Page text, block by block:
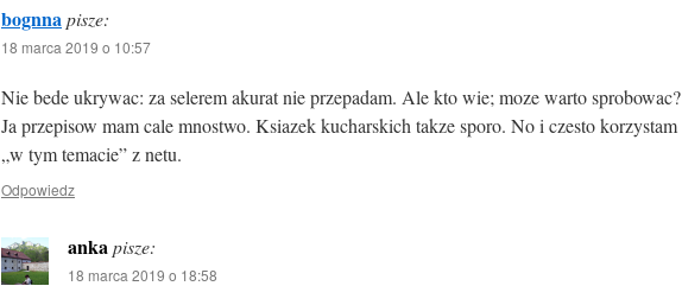
bognnapisze:
18 marca 2019 o 10:57
Nie bede ukrywac: za selerem akurat nie przepadam. Ale kto wie; moze warto sprobowac?
Ja przepisow mam cale mnostwo. Ksiazek kucharskich takze sporo. No i czesto korzystam
„w tym temacie” z netu.
Odpowiedz
ankapisze:
18 marca 2019 o 18:58